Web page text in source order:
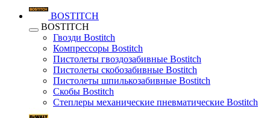
BOSTITCH
BOSTITCH
Гвозди Bostitch
Компрессоры Bostitch
Пистолеты гвоздозабивные Bostitch
Пистолеты скобозабивные Bostitch
Пистолеты шпилькозабивные Bostitch
Скобы Bostitch
Степлеры механические пневматические Bostitch